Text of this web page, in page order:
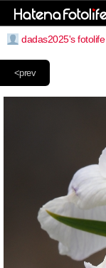
dadas2025's fotolife
<prev